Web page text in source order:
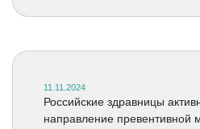
11.11.2024
Российские здравницы
направление превентивной